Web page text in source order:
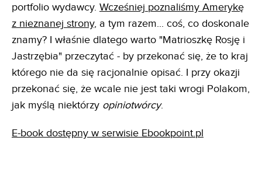
portfolio wydawcy. Wcześniej poznaliśmy Amerykę
z nieznanej strony, a tym razem... coś, co doskonale
znamy? I właśnie dlatego warto "Matrioszkę Rosję i
Jastrzębia" przeczytać - by przekonać się, że to kraj
którego nie da się racjonalnie opisać. I przy okazji
przekonać się, że wcale nie jest taki wrogi Polakom,
jak myślą niektórzy opiniotwórcy.
E-book dostępny w serwisie Ebookpoint.pl